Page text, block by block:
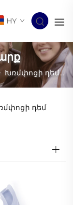
HY
Խռմփոցի դեմ սարք
դեմ